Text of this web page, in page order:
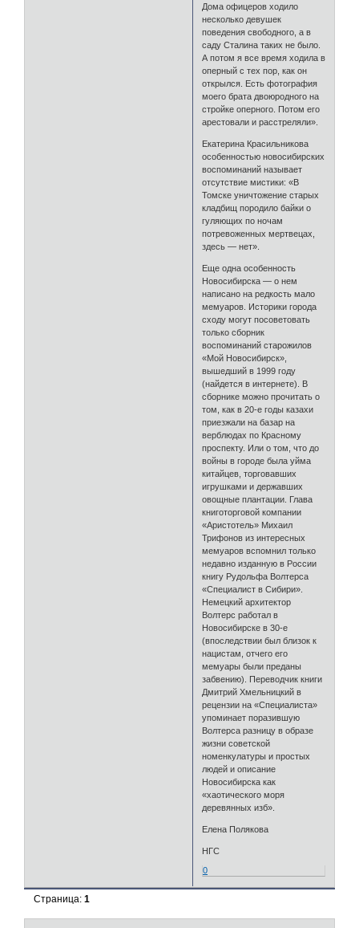
Дома офицеров ходило
несколько девушек
поведения свободного, а в
саду Сталина таких не было.
А потом я все время ходила в
оперный с тех пор, как он
открылся. Есть фотография
моего брата двоюродного на
стройке оперного. Потом его
арестовали и расстреляли».
Екатерина Красильникова
особенностью новосибирских
воспоминаний называет
отсутствие мистики: «В
Томске уничтожение старых
кладбищ породило байки о
гуляющих по ночам
потревоженных мертвецах,
здесь — нет».
Еще одна особенность
Новосибирска — о нем
написано на редкость мало
мемуаров. Историки города
сходу могут посоветовать
только сборник
воспоминаний старожилов
«Мой Новосибирск»,
вышедший в 1999 году
(найдется в интернете). В
сборнике можно прочитать о
том, как в 20-е годы казахи
приезжали на базар на
верблюдах по Красному
проспекту. Или о том, что до
войны в городе была уйма
китайцев, торговавших
игрушками и державших
овощные плантации. Глава
книготорговой компании
«Аристотель» Михаил
Трифонов из интересных
мемуаров вспомнил только
недавно изданную в России
книгу Рудольфа Волтерса
«Специалист в Сибири».
Немецкий архитектор
Волтерс работал в
Новосибирске в 30-е
(впоследствии был близок к
нацистам, отчего его
мемуары были преданы
забвению). Переводчик книги
Дмитрий Хмельницкий в
рецензии на «Специалиста»
упоминает поразившую
Волтерса разницу в образе
жизни советской
номенкулатуры и простых
людей и описание
Новосибирска как
«хаотического моря
деревянных изб».
Елена Полякова
НГС
0
Страница:1